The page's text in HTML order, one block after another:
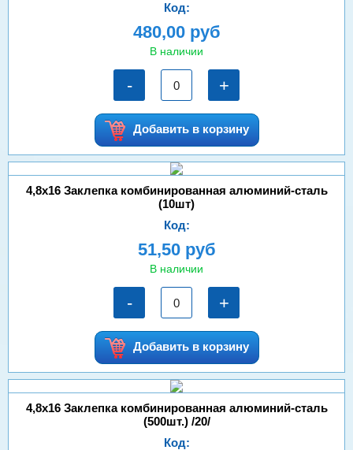
Код:
480,00 руб
В наличии
- +
Добавить в корзину
4,8х16 Заклепка комбинированная алюминий-сталь
(10шт)
Код:
51,50 руб
В наличии
- +
Добавить в корзину
4,8х16 Заклепка комбинированная алюминий-сталь
(500шт.) /20/
Код: